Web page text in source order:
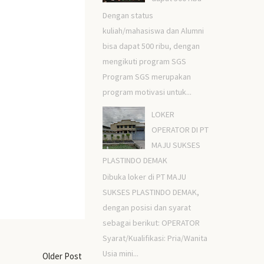
Older Post
Dengan status
kuliah/mahasiswa dan Alumni
bisa dapat 500 ribu, dengan
mengikuti program SGS
Program SGS merupakan
program motivasi untuk...
LOKER
OPERATOR DI PT
MAJU SUKSES
PLASTINDO DEMAK
Dibuka loker di PT MAJU
SUKSES PLASTINDO DEMAK,
dengan posisi dan syarat
sebagai berikut: OPERATOR
Syarat/Kualifikasi: Pria/Wanita
Usia mini...